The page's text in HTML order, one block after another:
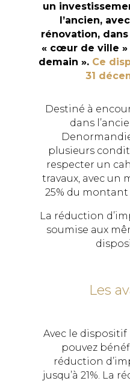
un
l’ancien,
rénovation,
« cœur de ville
demain ». Ce
31
Destiné à
dans
plusieurs
respecter un
travaux, avec un
25% du
La réduction
soumise aux
Les
Avec le
pouvez
réduction
jusqu’à 21%. La